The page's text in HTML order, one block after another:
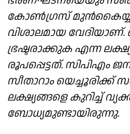
കോൺഗ്രസ്
വിശാലമായ
ഭ്രഷ്ടരാക്കുക എന്ന
രൂപപ്പെട്ടത്. സിപിഎം
സീതാറാം
ലക്ഷ്യങ്ങളെ കുറിച്ച്
ബോധ്യമുണ്ടായിരുന്നു.